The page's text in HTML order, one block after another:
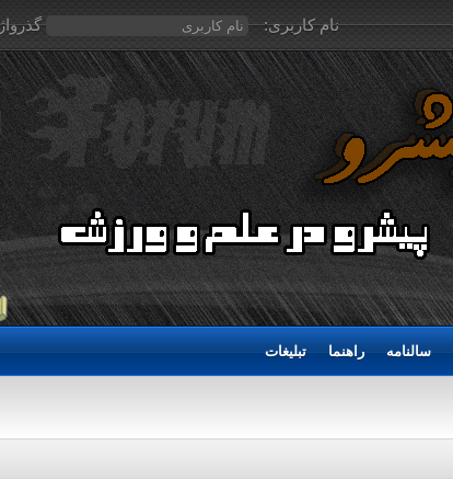
نام کاربری:
سالنامه راهنما تبلیغات